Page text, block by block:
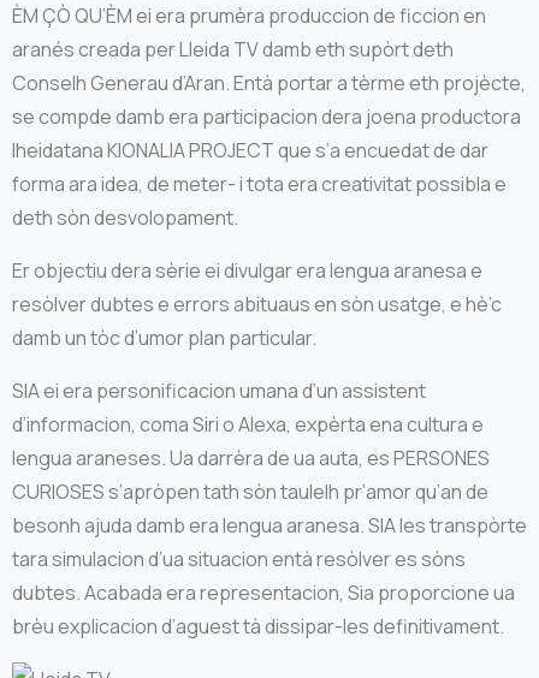
ÈM ÇÒ QU’ÈM ei era prumèra produccion de ficcion en
aranés creada per Lleida TV damb eth supòrt deth
Conselh Generau d’Aran. Entà portar a tèrme eth projècte,
se compde damb era participacion dera joena productora
lheidatana KIONALIA PROJECT que s’a encuedat de dar
forma ara idea, de meter- i tota era creativitat possibla e
deth sòn desvolopament.
Er objectiu dera sèrie ei divulgar era lengua aranesa e
resòlver dubtes e errors abituaus en sòn usatge, e hè’c
damb un tòc d’umor plan particular.
SIA ei era personificacion umana d’un assistent
d’informacion, coma Siri o Alexa, expèrta ena cultura e
lengua araneses. Ua darrèra de ua auta, es PERSONES
CURIOSES s’apròpen tath sòn taulelh pr’amor qu’an de
besonh ajuda damb era lengua aranesa. SIA les transpòrte
tara simulacion d’ua situacion entà resòlver es sòns
dubtes. Acabada era representacion, Sia proporcione ua
brèu explicacion d’aguest tà dissipar-les definitivament.